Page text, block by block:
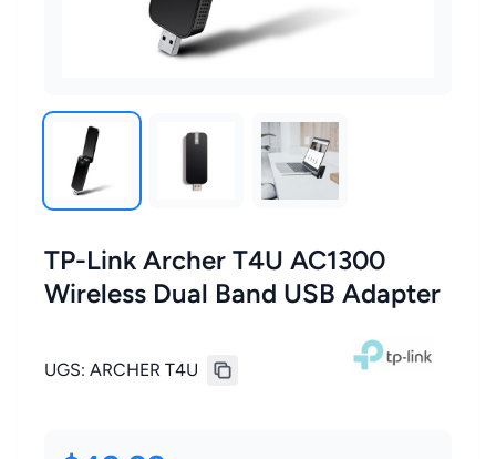
TP-Link Archer T4U AC1300
Wireless Dual Band USB Adapter
UGS: ARCHER T4U